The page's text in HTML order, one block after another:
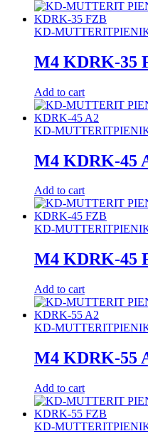
KD-MUTTERIT
M4 KDRK-35
Add to cart
KD-MUTTERIT
M4 KDRK-45
Add to cart
KD-MUTTERIT
M4 KDRK-45
Add to cart
KD-MUTTERIT
M4 KDRK-55
Add to cart
KD-MUTTERIT